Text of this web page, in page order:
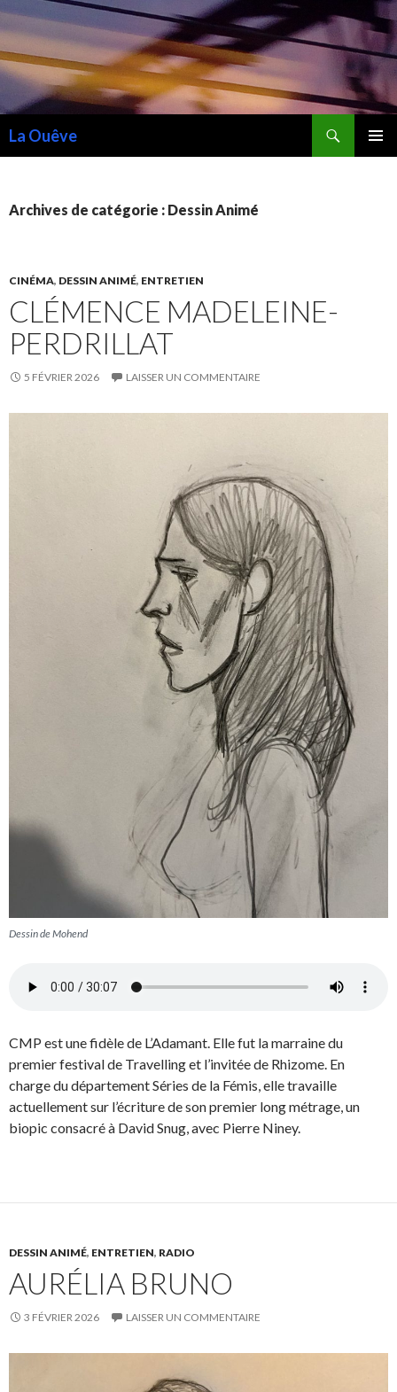
La Ouêve
Archives de catégorie : Dessin Animé
CINÉMA, DESSIN ANIMÉ, ENTRETIEN
CLÉMENCE MADELEINE-
PERDRILLAT
5 FÉVRIER 2026 LAISSER UN COMMENTAIRE
Dessin de Mohend
CMP est une fidèle de L’Adamant. Elle fut la marraine du
premier festival de Travelling et l’invitée de Rhizome. En
charge du département Séries de la Fémis, elle travaille
actuellement sur l’écriture de son premier long métrage, un
biopic consacré à David Snug, avec Pierre Niney.
DESSIN ANIMÉ, ENTRETIEN, RADIO
AURÉLIA BRUNO
3 FÉVRIER 2026 LAISSER UN COMMENTAIRE